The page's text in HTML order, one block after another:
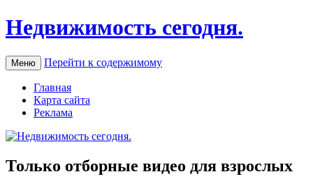
Недвижимость сегодня.
Меню Перейти к содержимому
Главная
Карта сайта
Реклама
Только отборные видео для взрослых